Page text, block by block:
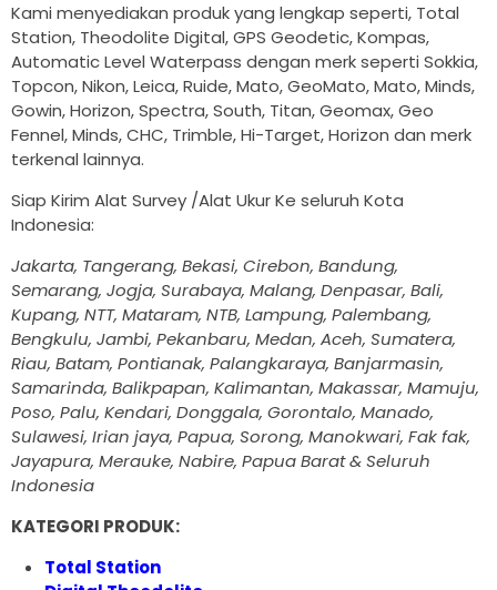
Kami menyediakan produk yang lengkap seperti, Total
Station, Theodolite Digital, GPS Geodetic, Kompas,
Automatic Level Waterpass dengan merk seperti Sokkia,
Topcon, Nikon, Leica, Ruide, Mato, GeoMato, Mato, Minds,
Gowin, Horizon, Spectra, South, Titan, Geomax, Geo
Fennel, Minds, CHC, Trimble, Hi-Target, Horizon dan merk
terkenal lainnya.
Siap Kirim Alat Survey /Alat Ukur Ke seluruh Kota
Indonesia:
Jakarta, Tangerang, Bekasi, Cirebon, Bandung,
Semarang, Jogja, Surabaya, Malang, Denpasar, Bali,
Kupang, NTT, Mataram, NTB, Lampung, Palembang,
Bengkulu, Jambi, Pekanbaru, Medan, Aceh, Sumatera,
Riau, Batam, Pontianak, Palangkaraya, Banjarmasin,
Samarinda, Balikpapan, Kalimantan, Makassar, Mamuju,
Poso, Palu, Kendari, Donggala, Gorontalo, Manado,
Sulawesi, Irian jaya, Papua, Sorong, Manokwari, Fak fak,
Jayapura, Merauke, Nabire, Papua Barat & Seluruh
Indonesia
KATEGORI PRODUK:
Total Station